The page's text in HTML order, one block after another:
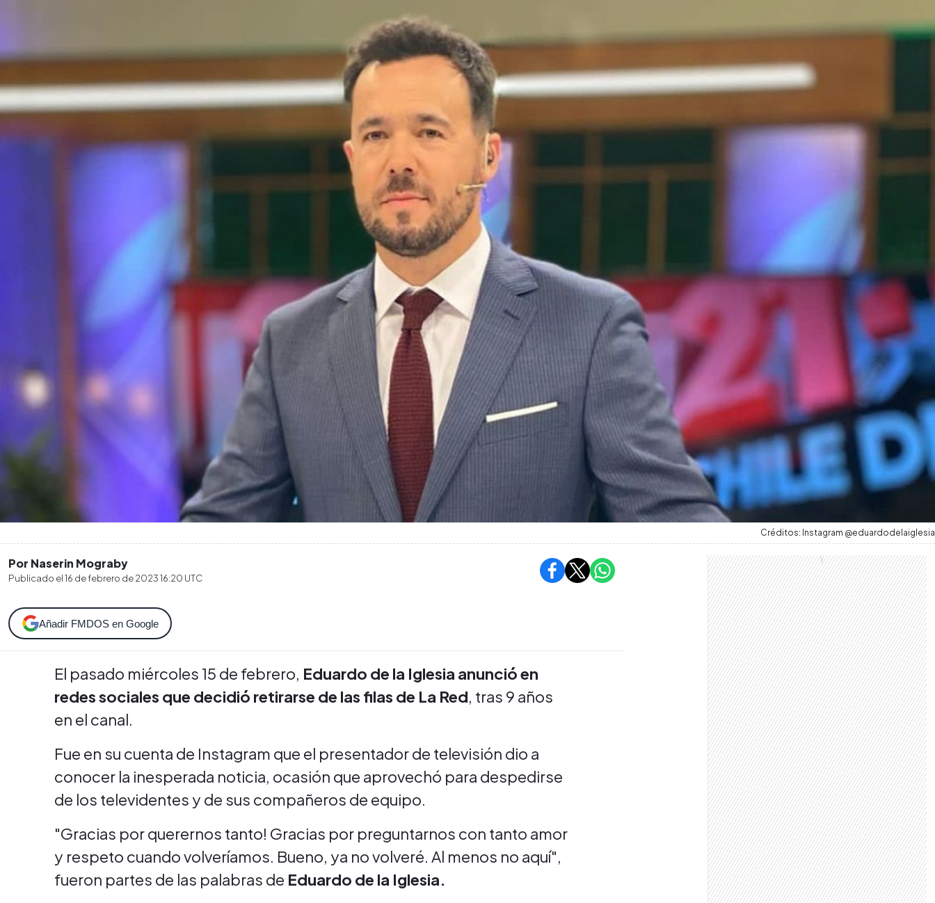
Créditos: Instagram @eduardodelaiglesia
Por Naserin Mograby
Publicado el16 de febrero de 2023 16:20 UTC
Añadir FMDOS en Google
El pasado miércoles 15 de febrero, Eduardo de la Iglesia anunció en
redes sociales que decidió retirarse de las filas de La Red, tras 9 años
en el canal.
Fue en su cuenta de Instagram que el presentador de televisión dio a
conocer la inesperada noticia, ocasión que aprovechó para despedirse
de los televidentes y de sus compañeros de equipo.
"Gracias por querernos tanto! Gracias por preguntarnos con tanto amor
y respeto cuando volveríamos. Bueno, ya no volveré. Al menos no aquí",
fueron partes de las palabras de Eduardo de la Iglesia.